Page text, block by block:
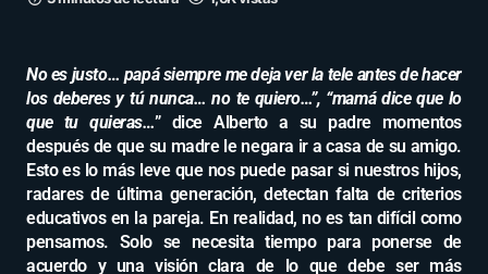
No es justo… papá siempre me deja ver la tele antes de hacer
los deberes y tú nunca… no te quiero…”, “mamá dice que lo
que tu quieras…” dice Alberto a su padre momentos
después de que su madre le negara ir a casa de su amigo.
Esto es lo más leve que nos puede pasar si nuestros hijos,
radares de última generación, detectan falta de criterios
educativos en la pareja. En realidad, no es tan difícil como
pensamos. Solo se necesita tiempo para ponerse de
acuerdo y una visión clara de lo que debe ser más